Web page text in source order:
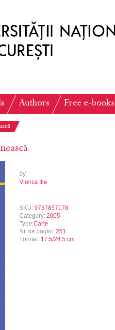
Authors Free e-books
by
Viorica Ilie
SKU: 9737857178
Category: 2005
Type:Carte
Nr. de pagini: 251
Format: 17.5/24.5 cm